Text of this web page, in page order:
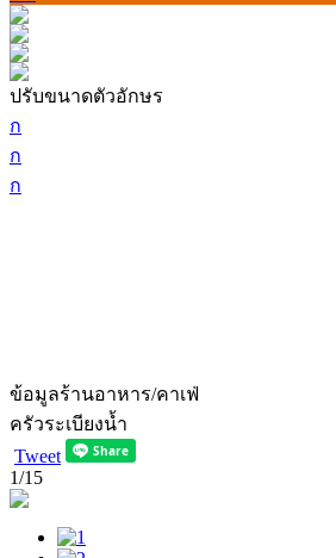
ปรับขนาดตัวอักษร
ก
ก
ก
ข้อมูลร้านอาหาร/คาเฟ่
ครัวระเบียงน้ำ
Tweet
1/15